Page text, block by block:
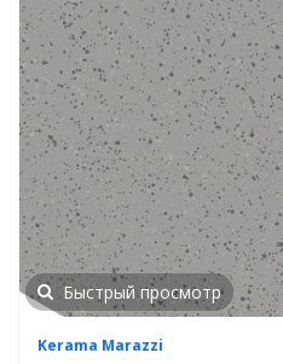
Быстрый просмотр
Kerama Marazzi